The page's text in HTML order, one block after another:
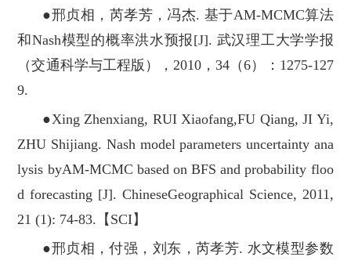
●邢贞相，芮孝芳，冯杰. 基于AM-MCMC算法
和Nash模型的概率洪水预报[J]. 武汉理工大学学报
（交通科学与工程版），2010，34（6）：1275-127
9.
●Xing Zhenxiang, RUI Xiaofang,FU Qiang, JI Yi,
ZHU Shijiang. Nash model parameters uncertainty ana
lysis byAM-MCMC based on BFS and probability floo
d forecasting [J]. ChineseGeographical Science, 2011,
21 (1): 74-83.【SCI】
●邢贞相，付强，刘东，芮孝芳. 水文模型参数